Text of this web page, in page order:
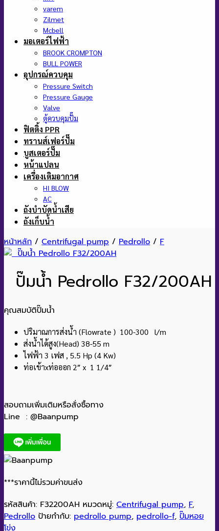
varem
Zilmet
Mcbell
มอเตอร์ไฟฟ้า
BROOK CROMPTON
BULL POWER
อุปกรณ์ควบคุม
Pressure Switch
Pressure Gauge
Valve
ตู้ควบคุมปั๊ม
ฟิตติ้ง PPR
ทรานส์เฟอร์ปั๊ม
บูสเตอร์ปั๊ม
หน้าแปลน
เครื่องเติมอากาศ
HI BLOW
AC
ถังบำบัดน้ำเสีย
ถังเก็บน้ำ
หน้าหลัก / Centrifugal pump / Pedrollo / F
ปั๊มน้ำ Pedrollo F32/200AH
คุณสมบัติปั๊มน้ำ
ปริมาณการส่งน้ำ (Flowrate ) 100-300 l/m
ส่งน้ำได้สูง(Head) 38-55 m
ไฟฟ้า 3 เฟส , 5.5 Hp (4 Kw)
ท่อเข้าxท่อออก 2″ x 1 1/4″
สอบถามเพิ่มเติมหรือสั่งซื้อทาง
Line : @Baanpump
***ราคานี้ไม่รวมค่าขนส่ง
รหัสสินค้า: F32200AH หมวดหมู่: Centrifugal pump, F,
Pedrollo ป้ายกำกับ: pedrollo pump, pedrollo-f, ปั๊มหอย
โข่ง